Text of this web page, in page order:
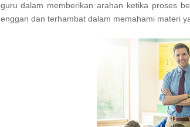
guru dalam memberikan arahan ketika proses
enggan dan terhambat dalam memahami materi